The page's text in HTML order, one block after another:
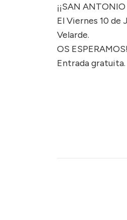
¡¡SAN
El Viernes 10 de
Velarde.
OS ESPERAMOS!
Entrada gratuita.